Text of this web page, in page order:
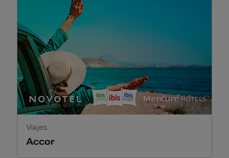
Accor
Viajes